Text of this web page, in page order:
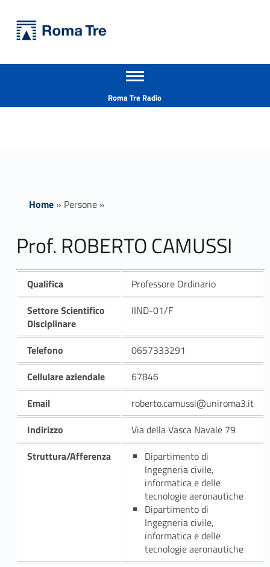
Prof. ROBERTO CAMUSSI insegnamenti - Università Roma Tre
Apri il menu secondario
Roma Tre Radio
Home» Persone»
Prof. ROBERTO CAMUSSI
Qualifica
Professore Ordinario
Settore Scientifico
Disciplinare
IIND-01/F
Telefono
0657333291
Cellulare aziendale
67846
Email
roberto.camussi@uniroma3.it
Indirizzo
Via della Vasca Navale 79
Struttura/Afferenza
Dipartimento di
Ingegneria civile,
informatica e delle
tecnologie aeronautiche
Dipartimento di
Ingegneria civile,
informatica e delle
tecnologie aeronautiche